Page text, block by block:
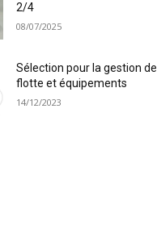
2/4
08/07/2025
Sélection pour la gestion de
flotte et équipements
14/12/2023